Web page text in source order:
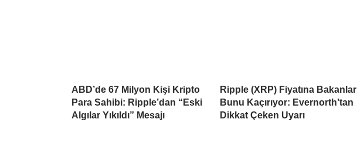
ABD’de 67 Milyon Kişi Kripto
Para Sahibi: Ripple’dan “Eski
Algılar Yıkıldı” Mesajı
Ripple (XRP) Fiyatına Bakanlar
Bunu Kaçırıyor: Evernorth’tan
Dikkat Çeken Uyarı